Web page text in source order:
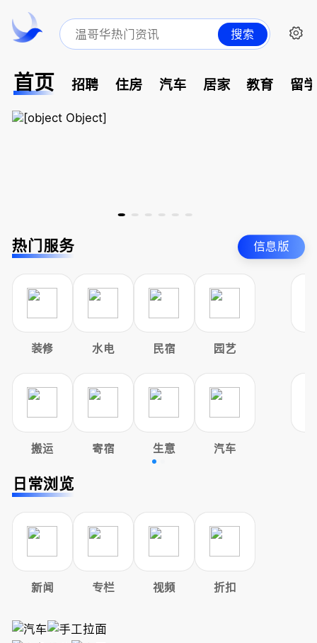
搜索
首页 招聘 住房 汽车 居家 教育 留
热门服务 信息版
装修 水电 民宿 园艺
搬运 寄宿 生意 汽车
日常浏览
新闻 专栏 视频 折扣